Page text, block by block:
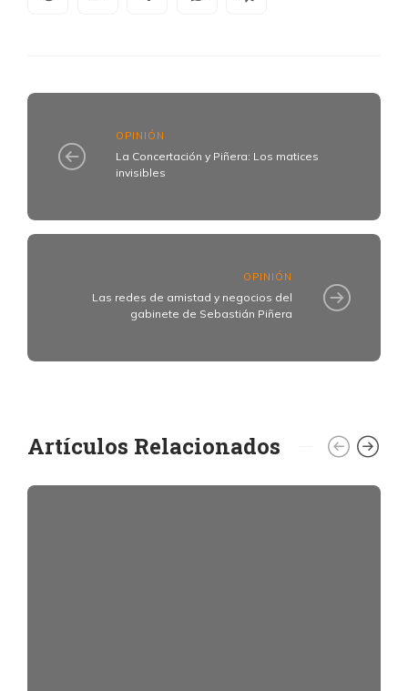
OPINIÓN
La Concertación y Piñera: Los matices
invisibles
OPINIÓN
Las redes de amistad y negocios del
gabinete de Sebastián Piñera
Artículos Relacionados